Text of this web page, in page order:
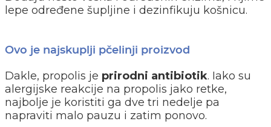
lepe određene šupljine i dezinfikuju košnicu.
Ovo je najskuplji pčelinji proizvod
Dakle, propolis je prirodni antibiotik. Iako su
alergijske reakcije na propolis jako retke,
najbolje je koristiti ga dve tri nedelje pa
napraviti malo pauzu i zatim ponovo.